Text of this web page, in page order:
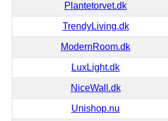
Plantetorvet.dk
TrendyLiving.dk
ModernRoom.dk
LuxLight.dk
NiceWall.dk
Unishop.nu